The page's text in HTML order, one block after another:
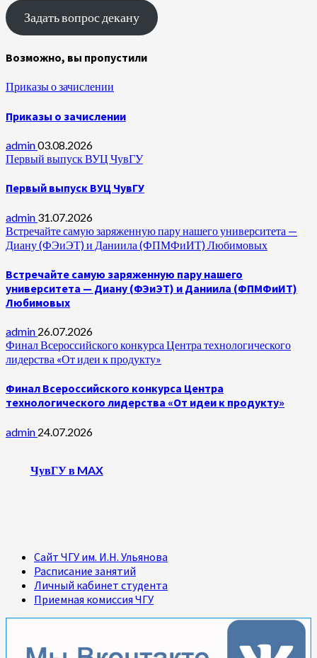
Задать вопрос декану
Возможно, вы пропустили
Приказы о зачислении
Приказы о зачислении
admin03.08.2026
Первый выпуск ВУЦ ЧувГУ
Первый выпуск ВУЦ ЧувГУ
admin 31.07.2026
Встречайте самую заряженную пару нашего университета —
Диану (ФЭиЭТ) и Даниила (ФПМФиИТ) Любимовых
Встречайте самую заряженную пару нашего
университета — Диану (ФЭиЭТ) и Даниила (ФПМФиИТ)
Любимовых
admin 26.07.2026
Финал Всероссийского конкурса Центра технологического
лидерства «От идеи к продукту»
Финал Всероссийского конкурса Центра
технологического лидерства «От идеи к продукту»
admin 24.07.2026
ЧувГУ в MAX
Сайт ЧГУ им. И.Н. Ульянова
Расписание занятий
Личный кабинет студента
Приемная комиссия ЧГУ